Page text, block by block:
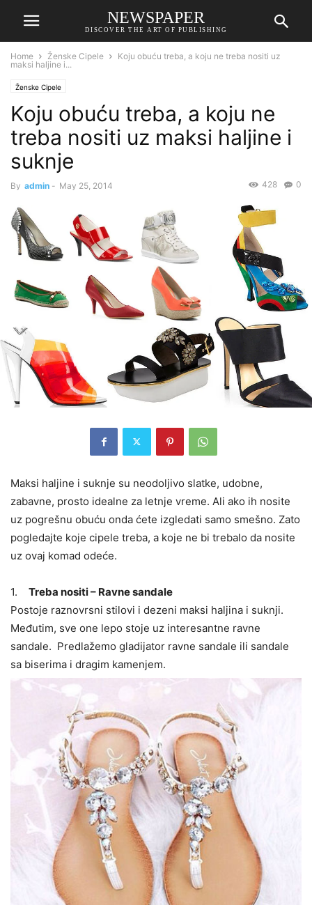
NEWSPAPER
DISCOVER THE ART OF PUBLISHING
Home Ženske Cipele
Koju obuću treba, a koju ne treba nositi uz
maksi haljine i...
Ženske Cipele
Koju obuću treba, a koju ne
treba nositi uz maksi haljine i
suknje
By admin - May 25, 2014 0
428
Maksi haljine i suknje su neodoljivo slatke, udobne,
zabavne, prosto idealne za letnje vreme. Ali ako ih nosite
uz pogrešnu obuću onda ćete izgledati samo smešno. Zato
pogledajte koje cipele treba, a koje ne bi trebalo da nosite
uz ovaj komad odeće.
1. Treba nositi – Ravne sandale
Postoje raznovrsni stilovi i dezeni maksi haljina i suknji.
Međutim, sve one lepo stoje uz interesantne ravne
sandale. Predlažemo gladijator ravne sandale ili sandale
sa biserima i dragim kamenjem.